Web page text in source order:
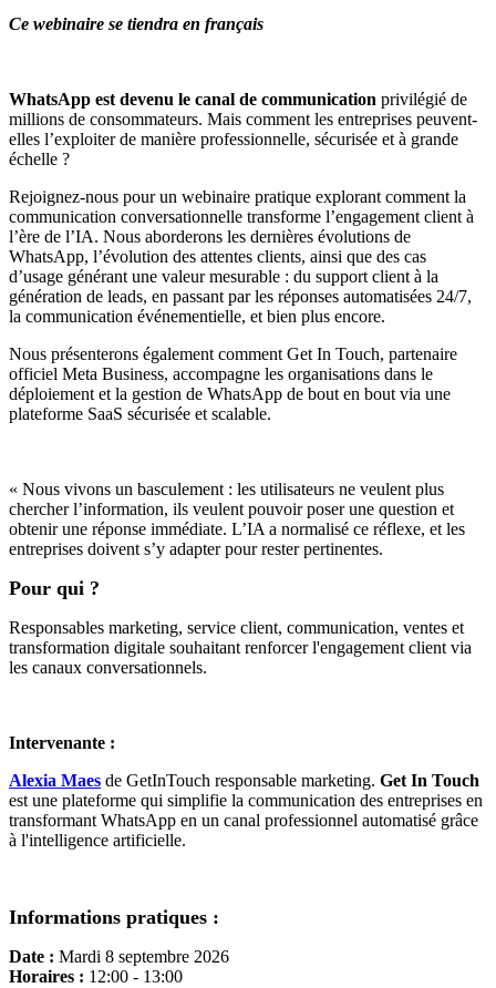
Ce webinaire se tiendra en français
WhatsApp est devenu le canal de communication privilégié de
millions de consommateurs. Mais comment les entreprises peuvent-
elles l’exploiter de manière professionnelle, sécurisée et à grande
échelle ?
Rejoignez-nous pour un webinaire pratique explorant comment la
communication conversationnelle transforme l’engagement client à
l’ère de l’IA. Nous aborderons les dernières évolutions de
WhatsApp, l’évolution des attentes clients, ainsi que des cas
d’usage générant une valeur mesurable : du support client à la
génération de leads, en passant par les réponses automatisées 24/7,
la communication événementielle, et bien plus encore.
Nous présenterons également comment Get In Touch, partenaire
officiel Meta Business, accompagne les organisations dans le
déploiement et la gestion de WhatsApp de bout en bout via une
plateforme SaaS sécurisée et scalable.
« Nous vivons un basculement : les utilisateurs ne veulent plus
chercher l’information, ils veulent pouvoir poser une question et
obtenir une réponse immédiate. L’IA a normalisé ce réflexe, et les
entreprises doivent s’y adapter pour rester pertinentes.
Pour qui ?
Responsables marketing, service client, communication, ventes et
transformation digitale souhaitant renforcer l'engagement client via
les canaux conversationnels.
Intervenante :
Alexia Maes de GetInTouch responsable marketing. Get In Touch
est une plateforme qui simplifie la communication des entreprises en
transformant WhatsApp en un canal professionnel automatisé grâce
à l'intelligence artificielle.
Informations pratiques :
Date : Mardi 8 septembre 2026
Horaires : 12:00 - 13:00